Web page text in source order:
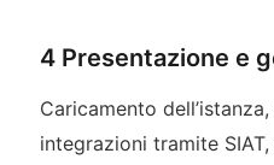
4 Presentazione e
Caricamento
integrazioni tramite